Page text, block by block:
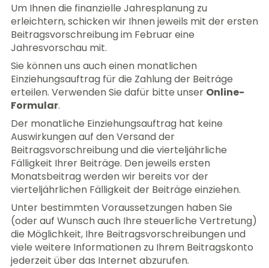
Um Ihnen die finanzielle Jahresplanung zu
erleichtern, schicken wir Ihnen jeweils mit der ersten
Beitragsvorschreibung im Februar eine
Jahresvorschau mit.
Sie können uns auch einen monatlichen
Einziehungsauftrag für die Zahlung der Beiträge
erteilen. Verwenden Sie dafür bitte unser Online-
Formular.
Der monatliche Einziehungsauftrag hat keine
Auswirkungen auf den Versand der
Beitragsvorschreibung und die vierteljährliche
Fälligkeit Ihrer Beiträge. Den jeweils ersten
Monatsbeitrag werden wir bereits vor der
vierteljährlichen Fälligkeit der Beiträge einziehen.
Unter bestimmten Voraussetzungen haben Sie
(oder auf Wunsch auch Ihre steuerliche Vertretung)
die Möglichkeit, Ihre Beitragsvorschreibungen und
viele weitere Informationen zu Ihrem Beitragskonto
jederzeit über das Internet abzurufen.